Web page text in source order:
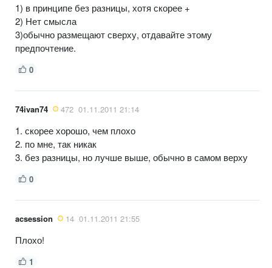
1) в принципе без разницы, хотя скорее +
2) Нет смысла
3)обычно размещают сверху, отдавайте этому
предпочтение.
0
74ivan74 472 01.11.2011 21:14
1. скорее хорошо, чем плохо
2. по мне, так никак
3. без разницы, но лучше выше, обычно в самом верху
0
acsession 14 01.11.2011 21:55
Плохо!
1